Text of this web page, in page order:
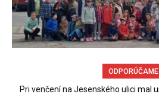
ODPORÚČAME
Pri venčení na Jesenského ulici mal
Obchádzka rozpadajúceho sa už